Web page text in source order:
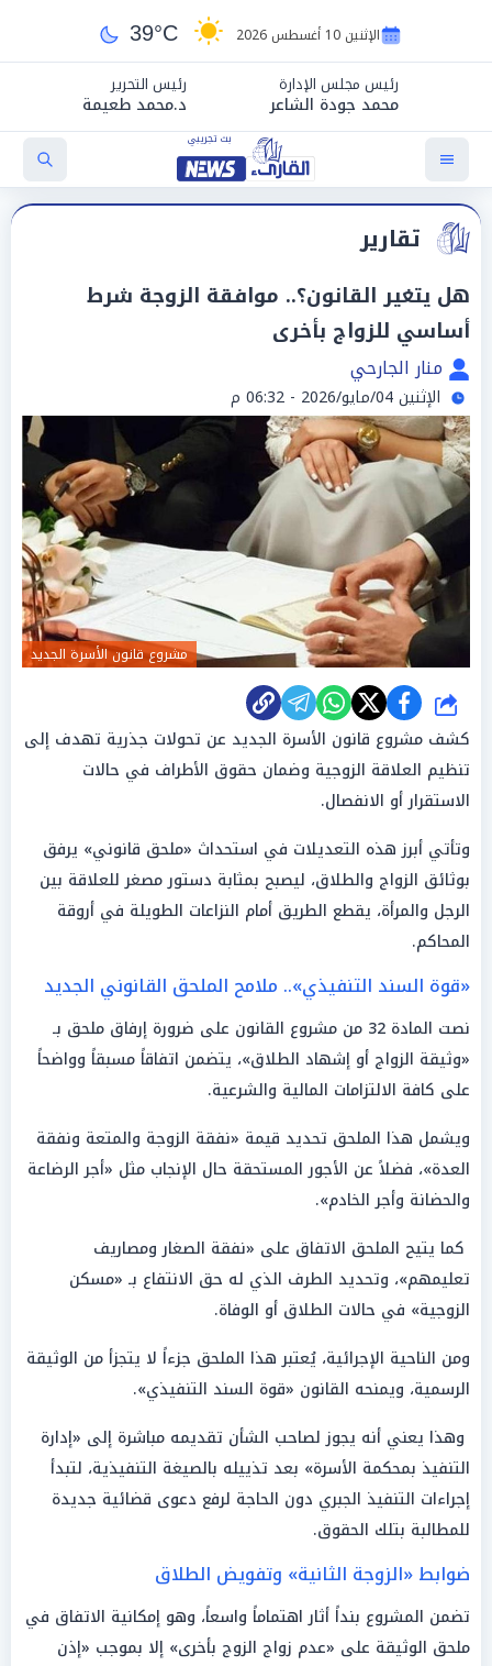
الإثنين 10 أغسطس 2026 39°C
رئيس مجلس الإدارة
محمد جودة الشاعر
رئيس التحرير
د.محمد طعيمة
تقارير
هل يتغير القانون؟.. موافقة الزوجة شرط
أساسي للزواج بأخرى
منار الجارحي
الإثنين 04/مايو/2026 - 06:32 م
مشروع قانون الأسرة الجديد
شارك
كشف مشروع قانون الأسرة الجديد عن تحولات جذرية تهدف إلى
تنظيم العلاقة الزوجية وضمان حقوق الأطراف في حالات
الاستقرار أو الانفصال.
وتأتي أبرز هذه التعديلات في استحداث «ملحق قانوني» يرفق
بوثائق الزواج والطلاق، ليصبح بمثابة دستور مصغر للعلاقة بين
الرجل والمرأة، يقطع الطريق أمام النزاعات الطويلة في أروقة
المحاكم.
«قوة السند التنفيذي».. ملامح الملحق القانوني الجديد
نصت المادة 32 من مشروع القانون على ضرورة إرفاق ملحق بـ
«وثيقة الزواج أو إشهاد الطلاق»، يتضمن اتفاقاً مسبقاً وواضحاً
على كافة الالتزامات المالية والشرعية.
ويشمل هذا الملحق تحديد قيمة «نفقة الزوجة والمتعة ونفقة
العدة»، فضلاً عن الأجور المستحقة حال الإنجاب مثل «أجر الرضاعة
والحضانة وأجر الخادم».
كما يتيح الملحق الاتفاق على «نفقة الصغار ومصاريف
تعليمهم»، وتحديد الطرف الذي له حق الانتفاع بـ «مسكن
الزوجية» في حالات الطلاق أو الوفاة.
ومن الناحية الإجرائية، يُعتبر هذا الملحق جزءاً لا يتجزأ من الوثيقة
الرسمية، ويمنحه القانون «قوة السند التنفيذي».
وهذا يعني أنه يجوز لصاحب الشأن تقديمه مباشرة إلى «إدارة
التنفيذ بمحكمة الأسرة» بعد تذييله بالصيغة التنفيذية، لتبدأ
إجراءات التنفيذ الجبري دون الحاجة لرفع دعوى قضائية جديدة
للمطالبة بتلك الحقوق.
ضوابط «الزوجة الثانية» وتفويض الطلاق
تضمن المشروع بنداً أثار اهتماماً واسعاً، وهو إمكانية الاتفاق في
ملحق الوثيقة على «عدم زواج الزوج بأخرى» إلا بموجب «إذن